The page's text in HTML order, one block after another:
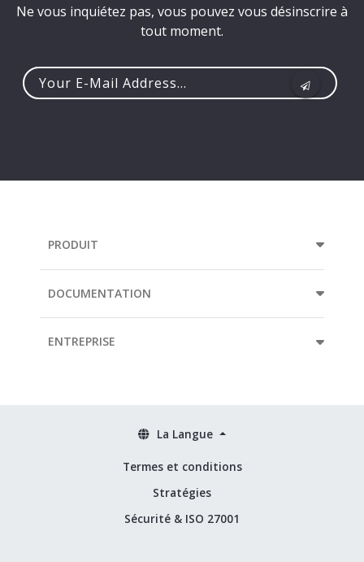
Ne vous inquiétez pas, vous pouvez vous désinscrire à
tout moment.
PRODUIT
DOCUMENTATION
ENTREPRISE
Termes et conditions
Stratégies
Sécurité & ISO 27001
La Langue